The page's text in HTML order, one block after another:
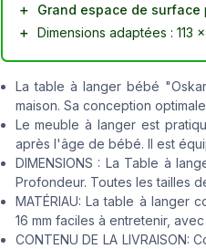
＋
Grand espace de surface
＋ Dimensions adaptées : 113
La table à langer bébé
maison. Sa conception
Le meuble à langer est
après l'âge de bébé. Il est
DIMENSIONS : La Table à
Profondeur. Toutes les tailles
MATÉRIAU: La table à langer
16 mm faciles à entretenir,
CONTENU DE LA